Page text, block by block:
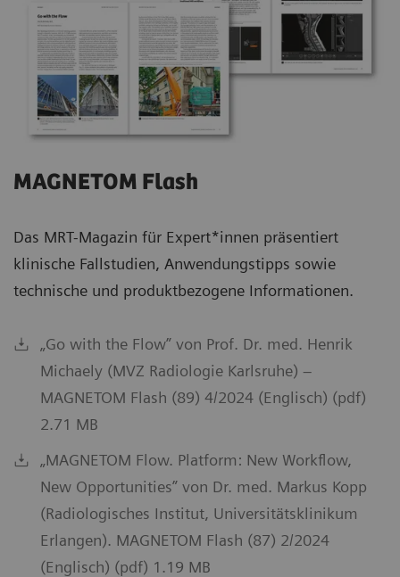
MAGNETOM Flash
Das MRT-Magazin für Expert*innen präsentiert
klinische Fallstudien, Anwendungstipps sowie
technische und produktbezogene Informationen.
„Go with the Flow” von Prof. Dr. med. Henrik
Michaely (MVZ Radiologie Karlsruhe) –
MAGNETOM Flash (89) 4/2024 (Englisch) (pdf)
2.71 MB
„MAGNETOM Flow. Platform: New Workflow,
New Opportunities” von Dr. med. Markus Kopp
(Radiologisches Institut, Universitätsklinikum
Erlangen). MAGNETOM Flash (87) 2/2024
(Englisch) (pdf) 1.19 MB